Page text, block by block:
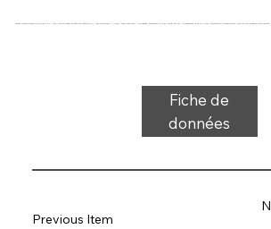
Bande transporteuse type 22-86 PVC, bleu, tissu bicouche à stabilité latérale (R), face supérieure : 2,0 mm, face inférieure : imprégnée, épaisseur 3,7 mm, dureté 65° ShA, allongement force 10 N/mm, diamètre du rouleau 60 mm, support de rouleau et de
Fiche de
données
Previous Item